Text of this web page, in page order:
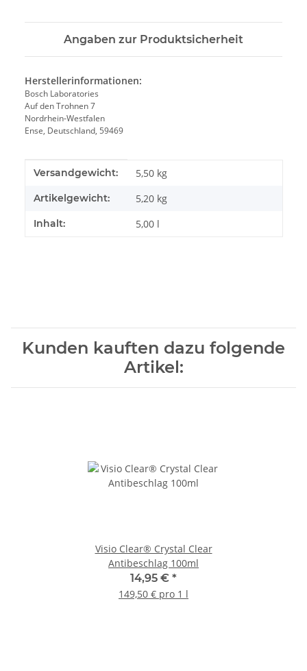
Angaben zur Produktsicherheit
Herstellerinformationen:
Bosch Laboratories
Auf den Trohnen 7
Nordrhein-Westfalen
Ense, Deutschland, 59469
Produkteigenschaft
Wert
Versandgewicht: 5,50 kg
Artikelgewicht: 5,20 kg
Inhalt: 5,00 l
Kunden kauften dazu folgende
Artikel:
Visio Clear® Crystal Clear
Antibeschlag 100ml
14,95 € *
149,50 € pro 1 l